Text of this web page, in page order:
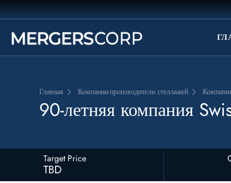
Главная Компании-производители стеллажей
90-летняя компания
Target Price
TBD